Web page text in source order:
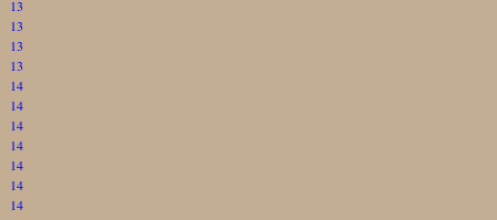
13
13
13
13
14
14
14
14
14
14
14